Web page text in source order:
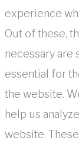
experience
Out of these,
necessary are
essential for
the website.
help us
website.